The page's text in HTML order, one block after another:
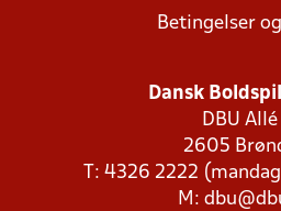
Betingelser
Dansk
DBU Allé
2605
T: 4326 2222
M: